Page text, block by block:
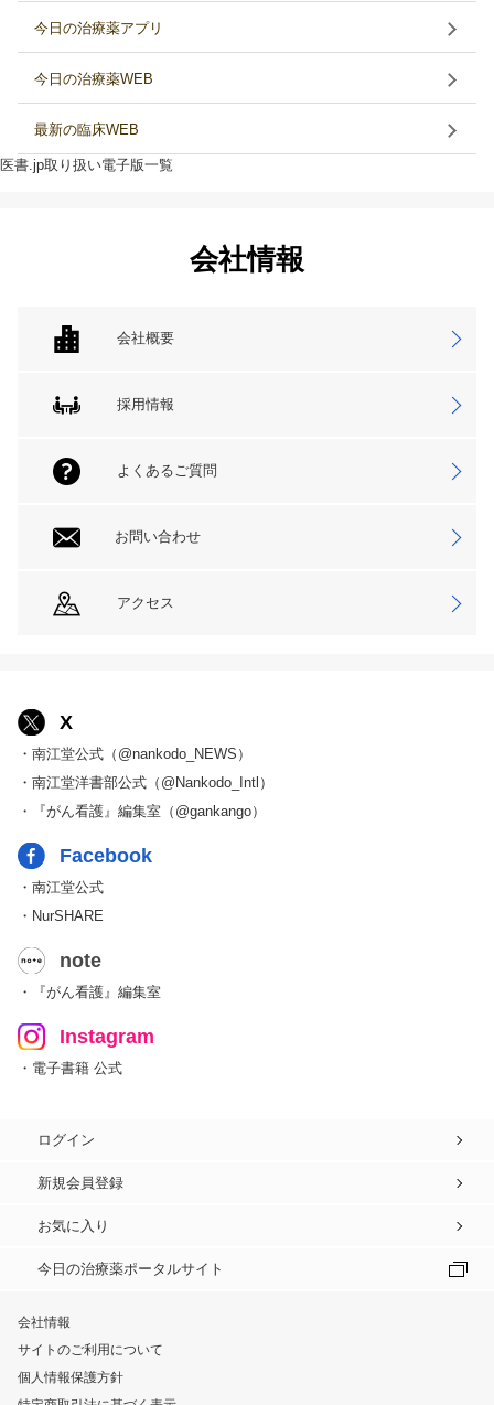
今日の治療薬アプリ
今日の治療薬WEB
最新の臨床WEB
医書.jp取り扱い電子版一覧
会社情報
会社概要
採用情報
よくあるご質問
お問い合わせ
アクセス
X
・南江堂公式（@nankodo_NEWS）
・南江堂洋書部公式（@Nankodo_Intl）
・『がん看護』編集室（@gankango）
Facebook
・南江堂公式
・NurSHARE
note
・『がん看護』編集室
Instagram
・電子書籍 公式
ログイン
新規会員登録
お気に入り
今日の治療薬ポータルサイト
会社情報
サイトのご利用について
個人情報保護方針